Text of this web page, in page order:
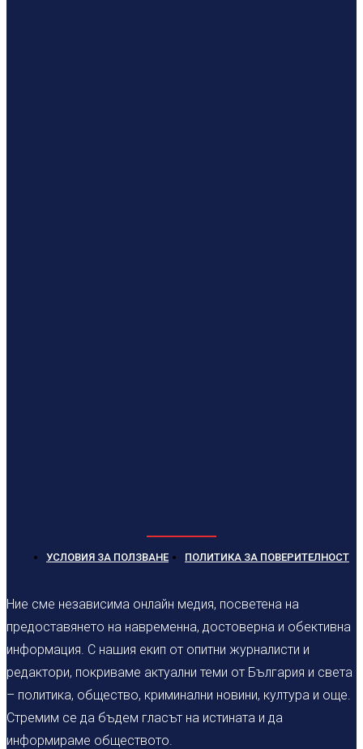
УСЛОВИЯ ЗА ПОЛЗВАНЕ ПОЛИТИКА ЗА ПОВЕРИТЕЛНОСТ
Ние сме независима онлайн медия, посветена на
предоставянето на навременна, достоверна и обективна
информация. С нашия екип от опитни журналисти и
редактори, покриваме актуални теми от България и света
– политика, общество, криминални новини, култура и още.
Стремим се да бъдем гласът на истината и да
информираме обществото.